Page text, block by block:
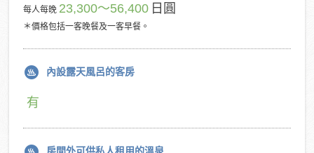
每人每晚 23,300～56,400 日圓
＊價格包括一客晚餐及一客早餐。
內設露天風呂的客房
有